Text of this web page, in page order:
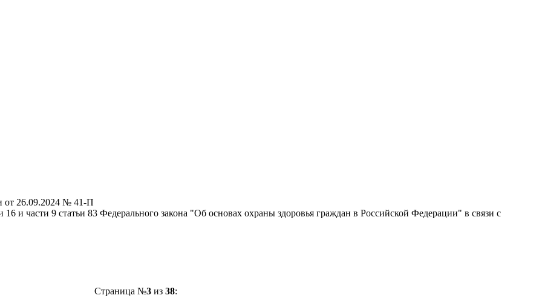
от 26.09.2024 № 41-П
16 и части 9 статьи 83 Федерального закона "Об основах охраны здоровья граждан в Российской Федерации" в связи с
Страница №3из 38: